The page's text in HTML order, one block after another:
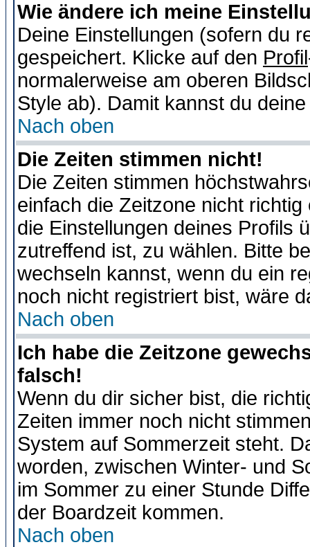
Wie ändere ich meine
Deine Einstellungen (sofern du
gespeichert. Klicke auf den Profil
normalerweise am oberen
Style ab). Damit kannst du
Nach oben
Die Zeiten stimmen nicht!
Die Zeiten stimmen
einfach die Zeitzone nicht
die Einstellungen deines Profils
zutreffend ist, zu wählen. Bitte
wechseln kannst, wenn du ein
noch nicht registriert bist, wäre
Nach oben
Ich habe die Zeitzone
falsch!
Wenn du dir sicher bist, die
Zeiten immer noch nicht
System auf Sommerzeit steht.
worden, zwischen Winter- und
im Sommer zu einer Stunde
der Boardzeit kommen.
Nach oben